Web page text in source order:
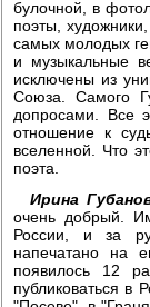
булочной, в
поэты,
самых молодых
и музыкальные
исключены из
Союза. Самого
допросами. Все
отношение к
вселенной. Что
поэта.
Ирина
очень добрый.
России, и за
напечатано на
появилось 12
публиковаться в